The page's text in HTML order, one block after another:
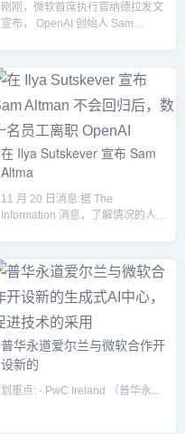
刚刚，微软首席执行官纳德拉发文
宣布， OpenAI 创始人 Sam
在 Ilya Sutskever 宣布 Sam
Altma
11 月 20 日消息:据 The
Information 消息，了解情况的人士
普华永道爱尔兰与微软合作开
设新的
划重点: - PwC Ireland （普华永...